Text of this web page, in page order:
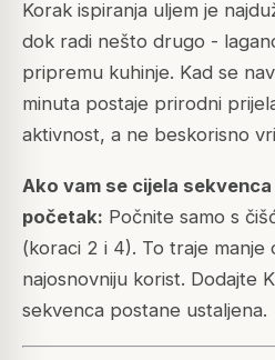
Korak ispiranja uljem je
dok radi nešto drugo -
pripremu kuhinje. Kad se
minuta postaje prirodni
aktivnost, a ne beskorisno
Ako vam se cijela
početak: Počnite samo s
(koraci 2 i 4). To traje manje
najosnovniju korist. Dodajte
sekvenca postane ustaljena.